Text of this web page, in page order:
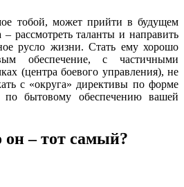
тобой, может прийти в будущем
рассмотреть таланты и направить
русло жизни. Стать ему хорошо
обеспечение, с частичными
(центра боевого управления), не
с «округа» директивы по форме
бытовому обеспечению вашей
– тот самый?